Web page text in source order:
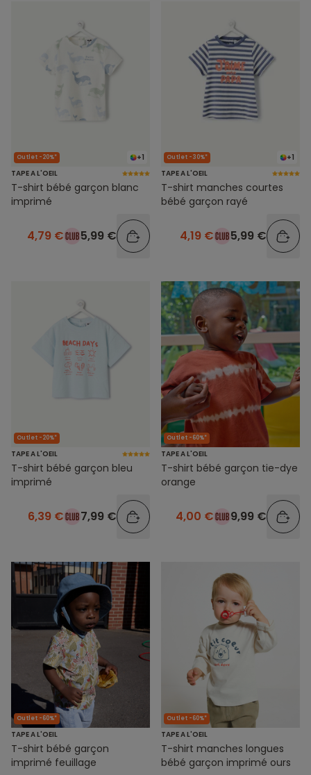
+1
Outlet -20%*
TAPE A L'OEIL
T-shirt bébé garçon blanc
imprimé
4,79 € 5,99 €
+1
Outlet -30%*
TAPE A L'OEIL
T-shirt manches courtes
bébé garçon rayé
4,19 € 5,99 €
Outlet -20%*
TAPE A L'OEIL
T-shirt bébé garçon bleu
imprimé
6,39 € 7,99 €
Outlet -60%*
TAPE A L'OEIL
T-shirt bébé garçon tie-dye
orange
4,00 € 9,99 €
Outlet -60%*
TAPE A L'OEIL
T-shirt bébé garçon
imprimé feuillage
Outlet -60%*
TAPE A L'OEIL
T-shirt manches longues
bébé garçon imprimé ours